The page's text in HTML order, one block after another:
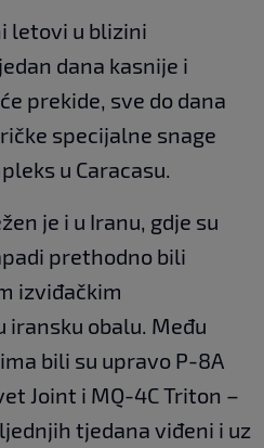
letovi u blizini
dana kasnije i
prekide, sve do dana
specijalne snage
u Caracasu.
je i u Iranu, gdje su
prethodno bili
izviđačkim
obalu. Među
bili su upravo P-8A
Joint i MQ-4C Triton –
tjedana viđeni i uz